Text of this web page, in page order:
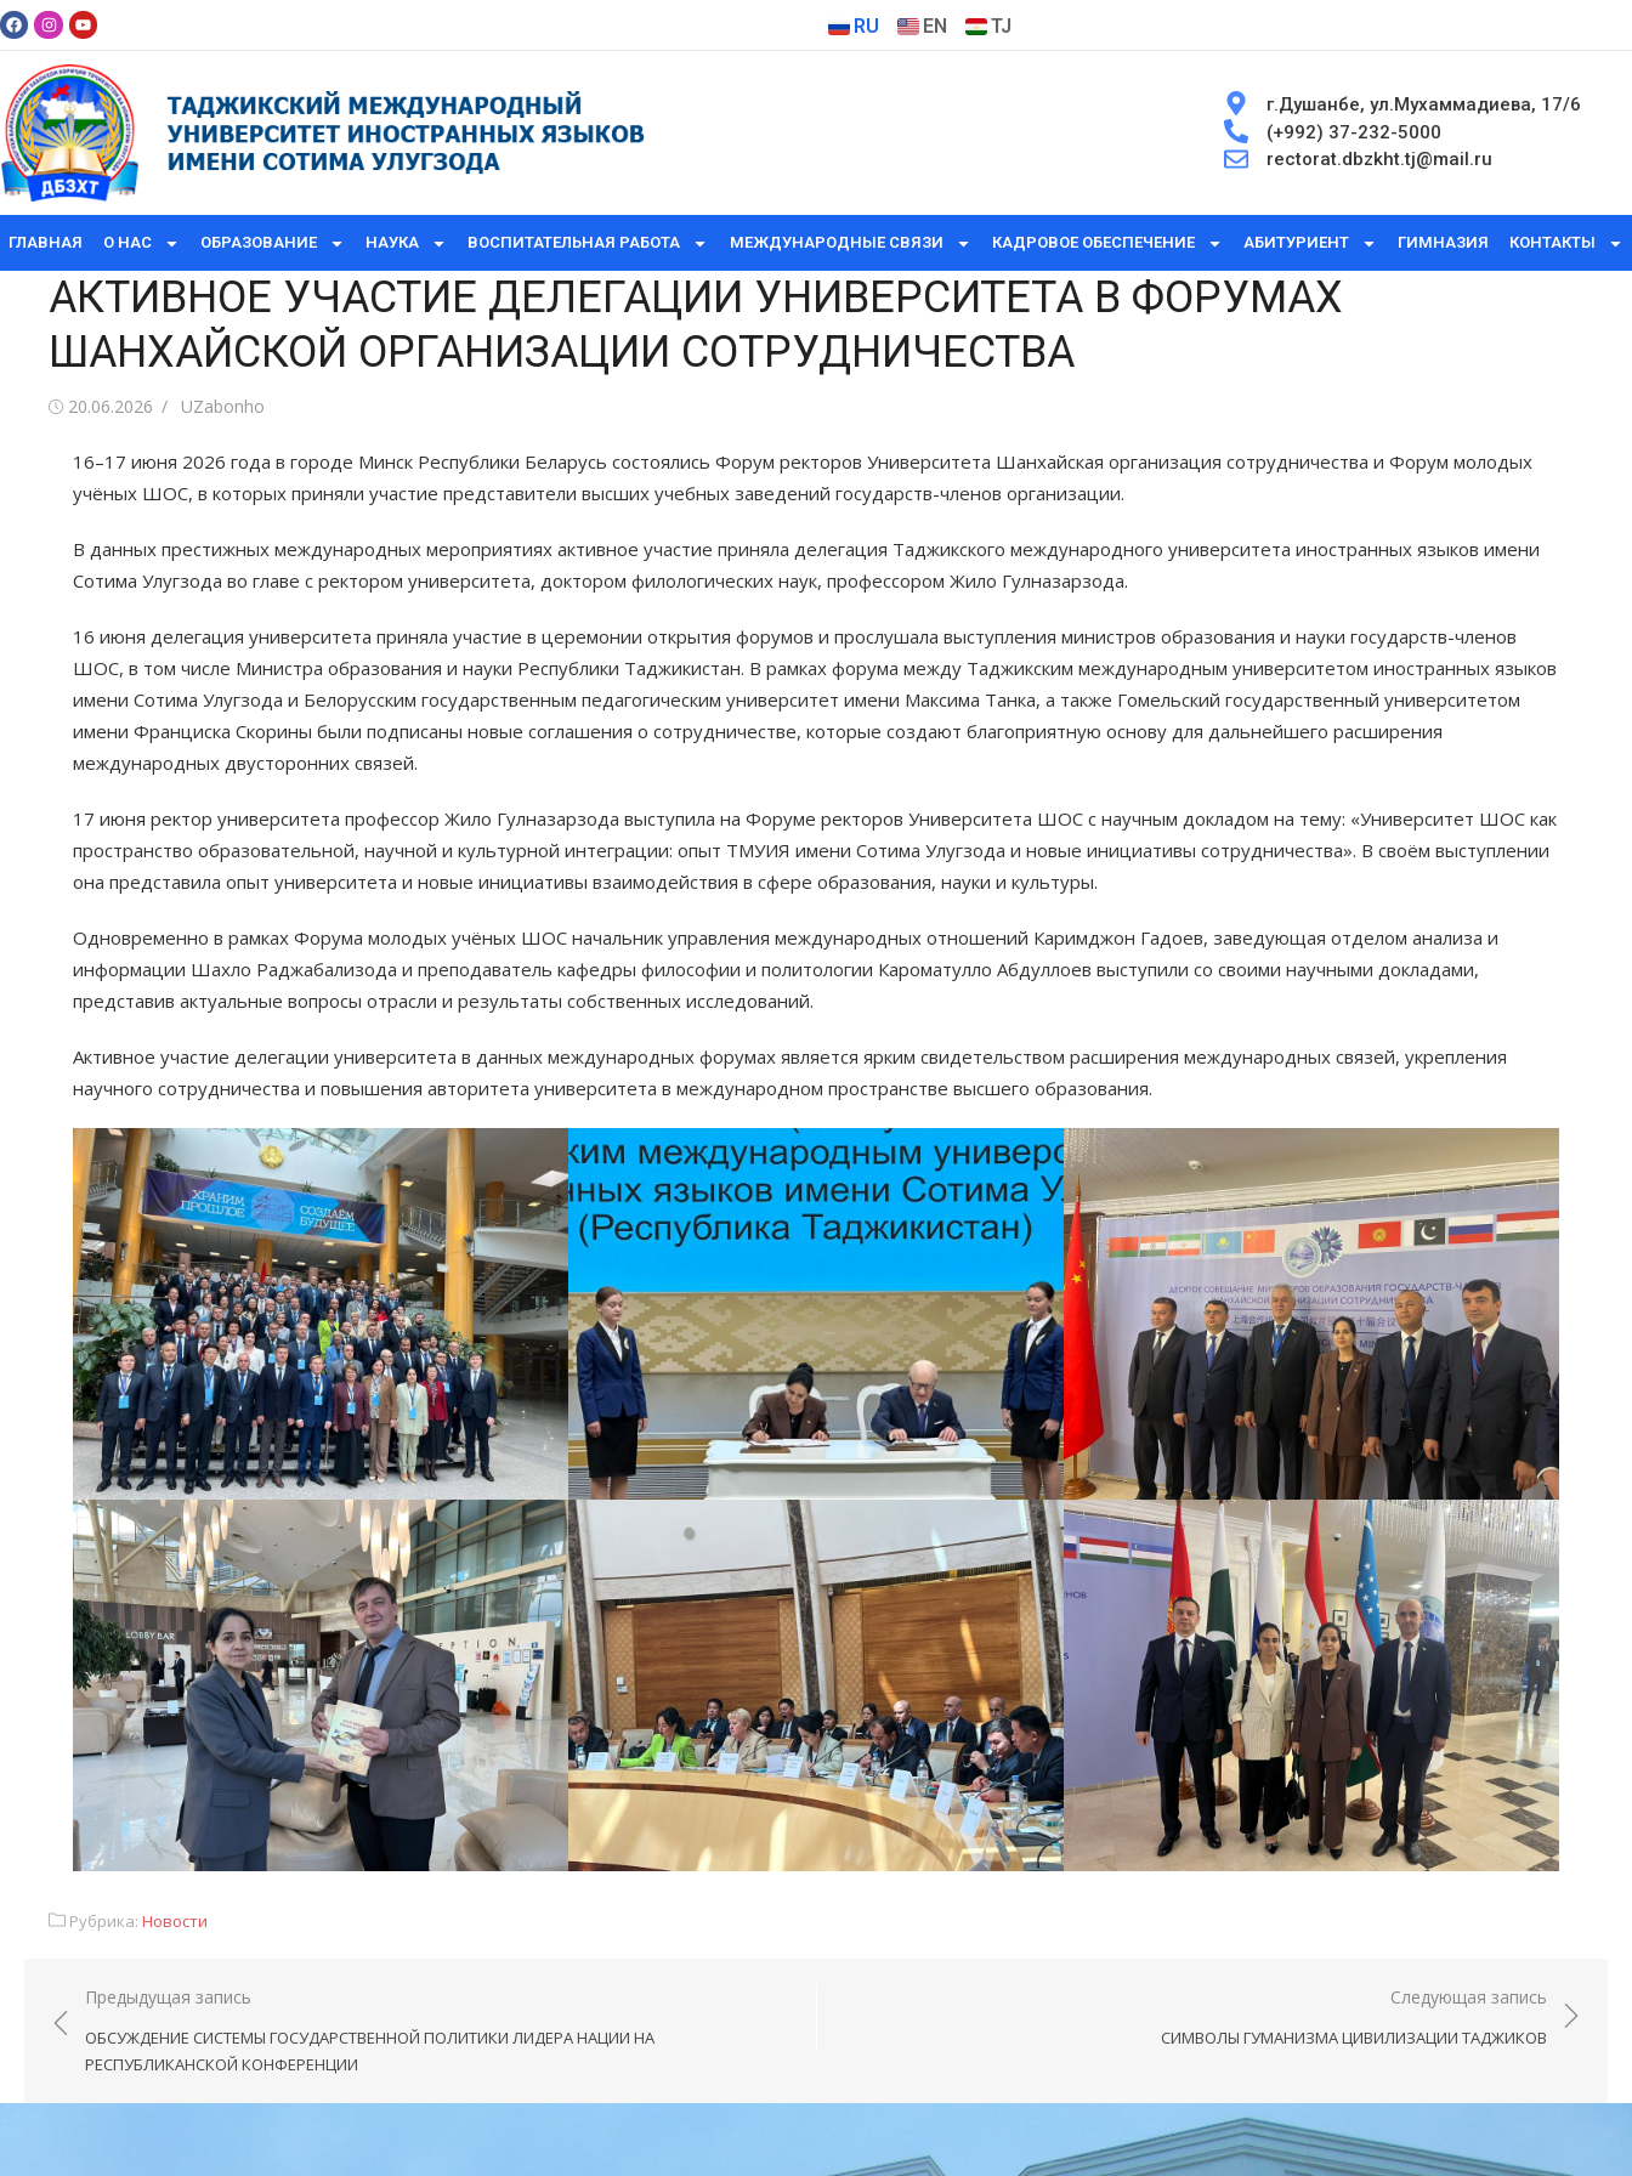
RU EN TJ
г.Душанбе, ул.Мухаммадиева, 17/6
(+992) 37-232-5000
rectorat.dbzkht.tj@mail.ru
ГЛАВНАЯ О НАС ОБРАЗОВАНИЕ НАУКА ВОСПИТАТЕЛЬНАЯ РАБОТА МЕЖДУНАРОДНЫЕ СВЯЗИ КАДРОВОЕ ОБЕСПЕЧЕНИЕ АБИТУРИЕНТ ГИМНАЗИЯ КОНТАКТЫ
АКТИВНОЕ УЧАСТИЕ ДЕЛЕГАЦИИ УНИВЕРСИТЕТА В ФОРУМАХ
ШАНХАЙСКОЙ ОРГАНИЗАЦИИ СОТРУДНИЧЕСТВА
20.06.2026 UZabonho
16–17 июня 2026 года в городе Минск Республики Беларусь состоялись Форум ректоров Университета Шанхайская организация сотрудничества и Форум молодых
учёных ШОС, в которых приняли участие представители высших учебных заведений государств-членов организации.
В данных престижных международных мероприятиях активное участие приняла делегация Таджикского международного университета иностранных языков имени
Сотима Улугзода во главе с ректором университета, доктором филологических наук, профессором Жило Гулназарзода.
16 июня делегация университета приняла участие в церемонии открытия форумов и прослушала выступления министров образования и науки государств-членов
ШОС, в том числе Министра образования и науки Республики Таджикистан. В рамках форума между Таджикским международным университетом иностранных языков
имени Сотима Улугзода и Белорусским государственным педагогическим университет имени Максима Танка, а также Гомельский государственный университетом
имени Франциска Скорины были подписаны новые соглашения о сотрудничестве, которые создают благоприятную основу для дальнейшего расширения
международных двусторонних связей.
17 июня ректор университета профессор Жило Гулназарзода выступила на Форуме ректоров Университета ШОС с научным докладом на тему: «Университет ШОС как
пространство образовательной, научной и культурной интеграции: опыт ТМУИЯ имени Сотима Улугзода и новые инициативы сотрудничества». В своём выступлении
она представила опыт университета и новые инициативы взаимодействия в сфере образования, науки и культуры.
Одновременно в рамках Форума молодых учёных ШОС начальник управления международных отношений Каримджон Гадоев, заведующая отделом анализа и
информации Шахло Раджабализода и преподаватель кафедры философии и политологии Кароматулло Абдуллоев выступили со своими научными докладами,
представив актуальные вопросы отрасли и результаты собственных исследований.
Активное участие делегации университета в данных международных форумах является ярким свидетельством расширения международных связей, укрепления
научного сотрудничества и повышения авторитета университета в международном пространстве высшего образования.
Рубрика: Новости
Предыдущая запись
ОБСУЖДЕНИЕ СИСТЕМЫ ГОСУДАРСТВЕННОЙ ПОЛИТИКИ ЛИДЕРА НАЦИИ НА
РЕСПУБЛИКАНСКОЙ КОНФЕРЕНЦИИ
Следующая запись
СИМВОЛЫ ГУМАНИЗМА ЦИВИЛИЗАЦИИ ТАДЖИКОВ